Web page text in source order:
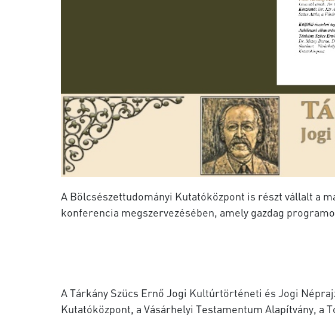
A Bölcsészettudományi Kutatóközpont is részt vállalt a
konferencia megszervezésében, amely gazdag
A Tárkány Szücs Ernő Jogi Kultúrtörténeti és Jogi
Kutatóközpont, a Vásárhelyi Testamentum Alapítvány, a